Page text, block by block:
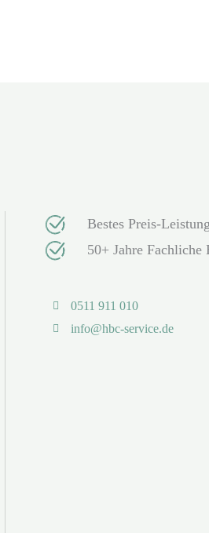
Bestes Preis-
50+ Jahre Fachliche
0511 911 010
info@hbc-service.de